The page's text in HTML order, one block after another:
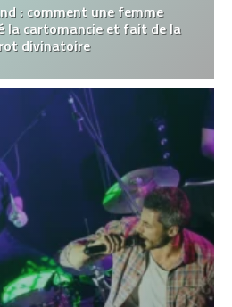
: comment une femme
la cartomancie et fait de la
divinatoire